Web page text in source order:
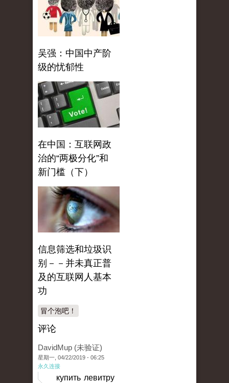
吴强：中国中产阶
级的忧郁性
在中国：互联网政
治的“两极分化”和
新门槛（下）
信息筛选和垃圾识
别－－并未真正普
及的互联网人基本
功
冒个泡吧！
评论
DavidMup (未验证)
星期一, 04/22/2019 - 06:25
永久连接
купить левитру